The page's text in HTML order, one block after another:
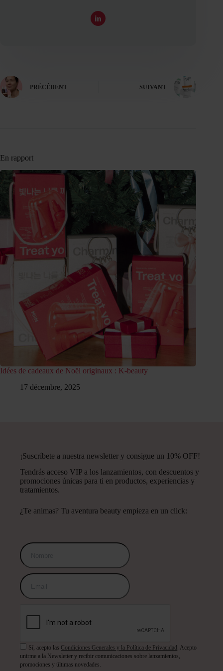
PRÉCÉDENT SUIVANT
En rapport
Idées de cadeaux de Noël originaux : K-beauty
17 décembre, 2025
¡Suscríbete a nuestra newsletter y consigue un 10% OFF!
Tendrás acceso VIP a los lanzamientos, con descuentos y
promociones únicas para ti en productos, experiencias y
tratamientos.
¿Te animas? Tu aventura beauty empieza en un click:
Sí, acepto lasCondiciones Generales y la Política de Privacidad . Acepto
unirme a la Newsletter y recibir comunicaciones sobre lanzamientos,
promociones y últimas novedades.